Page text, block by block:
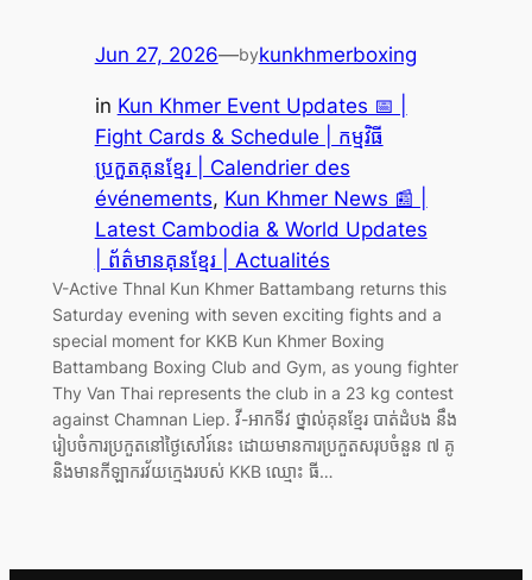
Jun 27, 2026—bykunkhmerboxing
in Kun Khmer Event Updates 📅 |
Fight Cards & Schedule | កម្មវិធី
ប្រកួតគុនខ្មែរ | Calendrier des
événements, Kun Khmer News 📰 |
Latest Cambodia & World Updates
| ព័ត៌មានគុនខ្មែរ | Actualités
V-Active Thnal Kun Khmer Battambang returns this
Saturday evening with seven exciting fights and a
special moment for KKB Kun Khmer Boxing
Battambang Boxing Club and Gym, as young fighter
Thy Van Thai represents the club in a 23 kg contest
against Chamnan Liep. វី-អាកទីវ ថ្នាល់គុនខ្មែរ បាត់ដំបង នឹង
រៀបចំការប្រកួតនៅថ្ងៃសៅរ៍នេះ ដោយមានការប្រកួតសរុបចំនួន ៧ គូ
និងមានកីឡាករវ័យក្មេងរបស់ KKB ឈ្មោះ ធី…